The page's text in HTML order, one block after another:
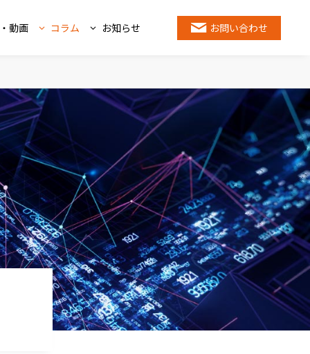
動画 コラム お知らせ お問い合わせ